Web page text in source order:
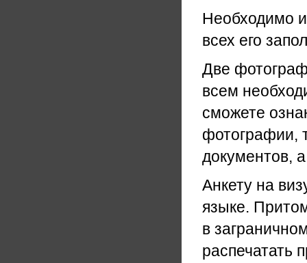
Необходимо
всех его
Две
всем
сможете
фотографии,
документов,
Анкету на
языке.
в
распечатать